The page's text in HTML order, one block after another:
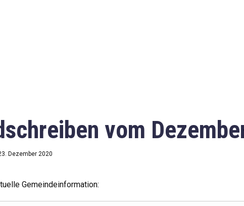
vom
Dezember 2020
Gemeindeinformation: